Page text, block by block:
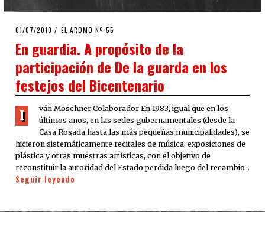
POSTED
01/07/2010 25/03/2020
EL AROMO Nº 55
En guardia. A propósito de la
participación de De la guarda en los
festejos del Bicentenario
I
ván Moschner Colaborador En 1983, igual que en los
últimos años, en las sedes gubernamentales (desde la
Casa Rosada hasta las más pequeñas municipalidades), se
hicieron sistemáticamente recitales de música, exposiciones de
plástica y otras muestras artísticas, con el objetivo de
reconstituir la autoridad del Estado perdida luego del recambio…
Seguir leyendo